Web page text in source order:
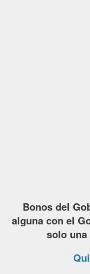
Bonos del
alguna con el
solo